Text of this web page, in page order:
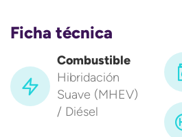
Ficha técnica
Combustible
Hibridación
Suave (MHEV)
/ Diésel